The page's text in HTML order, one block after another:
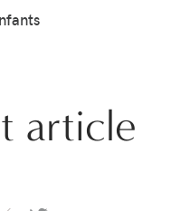
article